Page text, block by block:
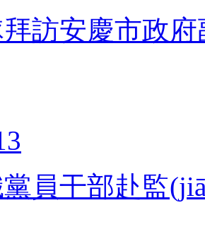
訪安慶市政
員干部赴監